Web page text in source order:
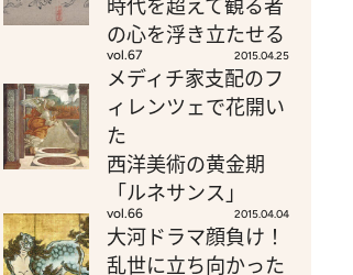
時代を超えて観る者
の心を浮き立たせる
vol.67 2015.04.25
メディチ家支配のフ
ィレンツェで花開い
た
西洋美術の黄金期
「ルネサンス」
vol.66 2015.04.04
大河ドラマ顔負け！
乱世に立ち向かった